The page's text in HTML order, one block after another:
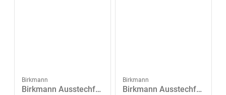
Birkmann
Birkmann Ausstechform »XXL Schlitten 15 cm«, Edelstahl
Birkmann
Birkmann Ausstechform »Hexengesicht Seitlich 8 cm«, Edelstahl